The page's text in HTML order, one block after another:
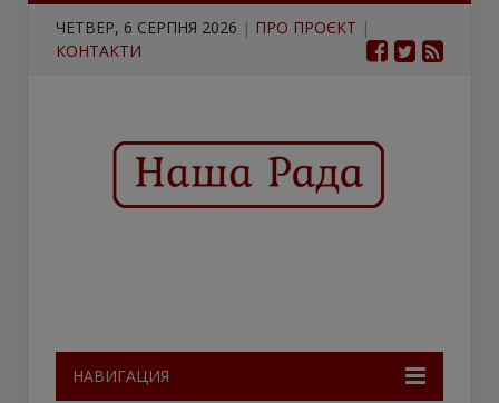
ЧЕТВЕР, 6 СЕРПНЯ 2026 | ПРО ПРОЄКТ |
КОНТАКТИ
НАВИГАЦИЯ